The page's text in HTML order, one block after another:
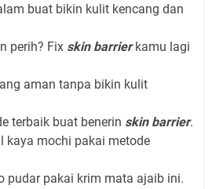
buat bikin kulit kencang dan
perih? Fix skin barrierkamu lagi
aman tanpa bikin kulit
terbaik buat benerin skin barrier.
kaya mochi pakai metode
pudar pakai krim mata ajaib ini.